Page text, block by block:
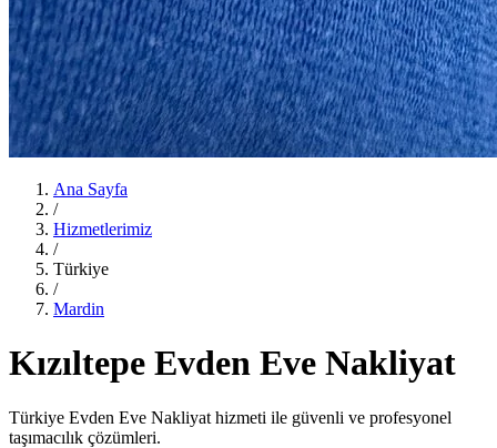
Ana Sayfa
/
Hizmetlerimiz
/
Türkiye
/
Mardin
Kızıltepe Evden Eve Nakliyat
Türkiye Evden Eve Nakliyat hizmeti ile güvenli ve profesyonel
taşımacılık çözümleri.